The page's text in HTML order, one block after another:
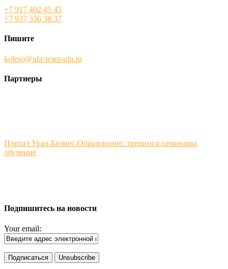
+7 917 402 45 45
+7 937 336 38 37
Пишите
koleso@ufa-team-ufa.ru
Партнеры
Портал Урал-Бизнес-Образование: тренинги,семинары,
обучение
Подпишитесь на новости
Your email: